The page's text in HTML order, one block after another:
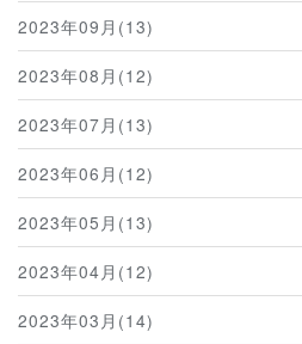
2023年09月(13)
2023年08月(12)
2023年07月(13)
2023年06月(12)
2023年05月(13)
2023年04月(12)
2023年03月(14)